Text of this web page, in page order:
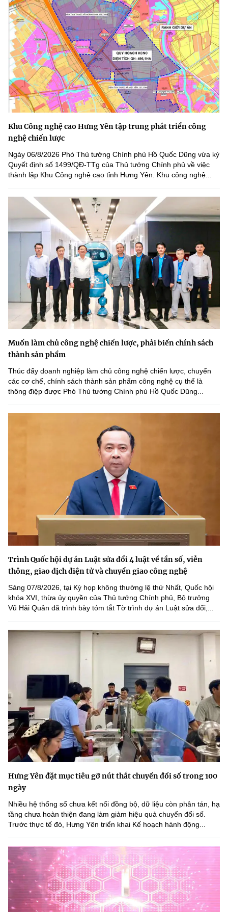
Khu Công nghệ cao Hưng Yên tập trung phát triển công
nghệ chiến lược
Ngày 06/8/2026 Phó Thủ tướng Chính phủ Hồ Quốc Dũng vừa ký
Quyết định số 1499/QĐ-TTg của Thủ tướng Chính phủ về việc
thành lập Khu Công nghệ cao tỉnh Hưng Yên. Khu công nghệ...
Muốn làm chủ công nghệ chiến lược, phải biến chính sách
thành sản phẩm
Thúc đẩy doanh nghiệp làm chủ công nghệ chiến lược, chuyển
các cơ chế, chính sách thành sản phẩm công nghệ cụ thể là
thông điệp được Phó Thủ tướng Chính phủ Hồ Quốc Dũng...
Trình Quốc hội dự án Luật sửa đổi 4 luật về tần số, viễn
thông, giao dịch điện tử và chuyển giao công nghệ
Sáng 07/8/2026, tại Kỳ họp không thường lệ thứ Nhất, Quốc hội
khóa XVI, thừa ủy quyền của Thủ tướng Chính phủ, Bộ trưởng
Vũ Hải Quân đã trình bày tóm tắt Tờ trình dự án Luật sửa đổi,...
Hưng Yên đặt mục tiêu gỡ nút thắt chuyển đổi số trong 100
ngày
Nhiều hệ thống số chưa kết nối đồng bộ, dữ liệu còn phân tán, hạ
tầng chưa hoàn thiện đang làm giảm hiệu quả chuyển đổi số.
Trước thực tế đó, Hưng Yên triển khai Kế hoạch hành động...